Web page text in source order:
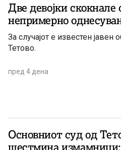
Две девојки
непримерно
За случајот е известен
Тетово.
пред 4 дена
Основниот суд од
шестмина